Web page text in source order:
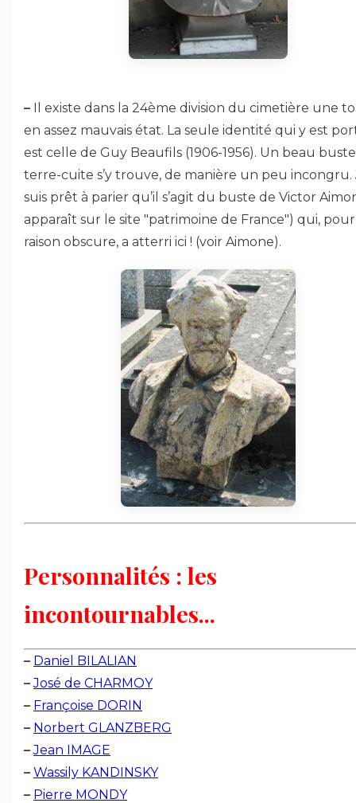
– Il existe dans la 24ème division du cimetière une
en assez mauvais état. La seule identité qui y est
est celle de Guy Beaufils (1906-1956). Un beau
terre-cuite s’y trouve, de manière un peu incongru.
suis prêt à parier qu’il s’agit du buste de Victor
apparaît sur le site "patrimoine de France") qui,
raison obscure, a atterri ici ! (voir Aimone).
Personnalités : les
incontournables...
– Daniel BILALIAN
– José de CHARMOY
– Françoise DORIN
– Norbert GLANZBERG
– Jean IMAGE
– Wassily KANDINSKY
– Pierre MONDY